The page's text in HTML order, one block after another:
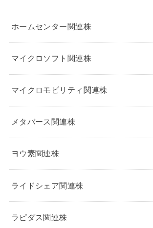
ホームセンター関連株
マイクロソフト関連株
マイクロモビリティ関連株
メタバース関連株
ヨウ素関連株
ライドシェア関連株
ラピダス関連株